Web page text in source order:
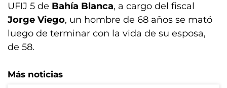
UFIJ 5 de Bahía Blanca, a cargo del fiscal
Jorge Viego, un hombre de 68 años se mató
luego de terminar con la vida de su esposa,
de 58.
Más noticias